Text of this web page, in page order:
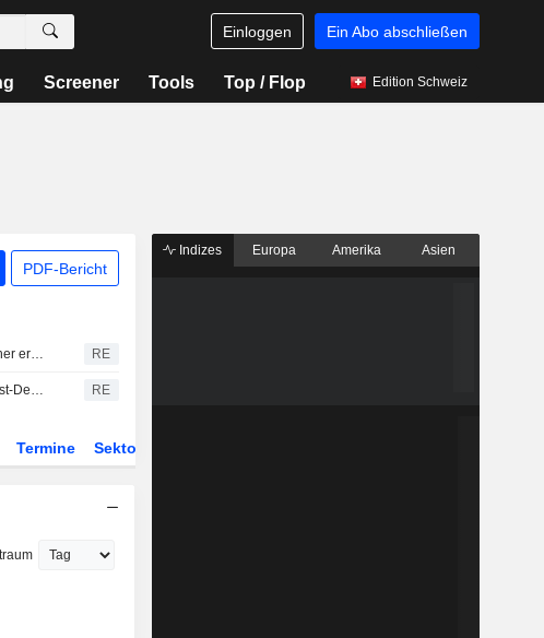
Einloggen Ein Abo abschließen
Screener Tools Top / Flop Edition Schweiz
PDF-Bericht
S&P 500 und Dow dürften leicht höher eröffnen - Hoffnung auf Nahost-Abkommen; Chip- und Softwarewerte brechen ein RE
S&P- und Dow-Futures stabil: Nahost-Deal im Fokus; Chip- und Softwarewerte brechen ein RE
Termine Sektor
Indizes Europa Amerika Asien